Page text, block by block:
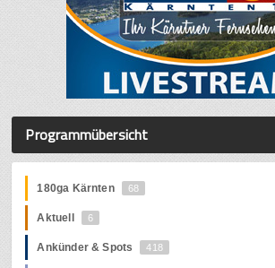
Programmübersicht
180ga Kärnten 68
Aktuell 6
Ankünder & Spots 418